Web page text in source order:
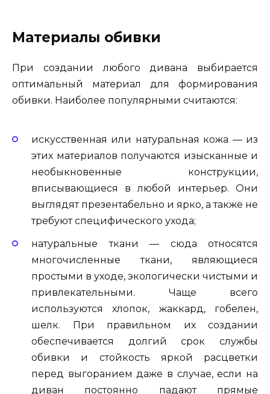
Материалы обивки
При создании любого дивана выбирается
оптимальный материал для формирования
обивки. Наиболее популярными считаются:
искусственная или натуральная кожа — из
этих материалов получаются изысканные и
необыкновенные конструкции,
вписывающиеся в любой интерьер. Они
выглядят презентабельно и ярко, а также не
требуют специфического ухода;
натуральные ткани — сюда относятся
многочисленные ткани, являющиеся
простыми в уходе, экологически чистыми и
привлекательными. Чаще всего
используются хлопок, жаккард, гобелен,
шелк. При правильном их создании
обеспечивается долгий срок службы
обивки и стойкость яркой расцветки
перед выгоранием даже в случае, если на
диван постоянно падают прямые